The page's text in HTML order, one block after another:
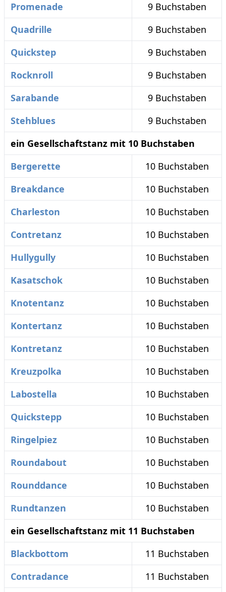
Promenade
9 Buchstaben
Quadrille
9 Buchstaben
Quickstep
9 Buchstaben
Rocknroll
9 Buchstaben
Sarabande
9 Buchstaben
Stehblues
9 Buchstaben
ein Gesellschaftstanz mit 10 Buchstaben
Bergerette
10 Buchstaben
Breakdance
10 Buchstaben
Charleston
10 Buchstaben
Contretanz
10 Buchstaben
Hullygully
10 Buchstaben
Kasatschok
10 Buchstaben
Knotentanz
10 Buchstaben
Kontertanz
10 Buchstaben
Kontretanz
10 Buchstaben
Kreuzpolka
10 Buchstaben
Labostella
10 Buchstaben
Quickstepp
10 Buchstaben
Ringelpiez
10 Buchstaben
Roundabout
10 Buchstaben
Rounddance
10 Buchstaben
Rundtanzen
10 Buchstaben
ein Gesellschaftstanz mit 11 Buchstaben
Blackbottom
11 Buchstaben
Contradance
11 Buchstaben